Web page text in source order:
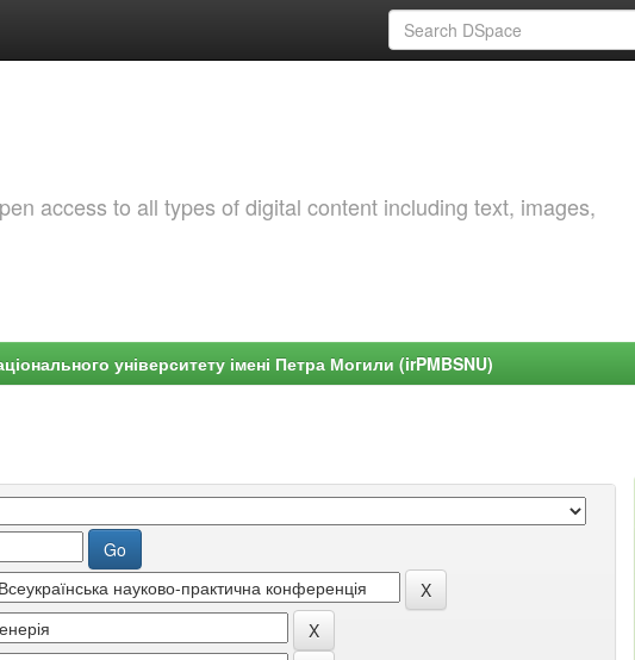
access to all types of digital content including text, images,
університету імені Петра Могили (irPMBSNU)